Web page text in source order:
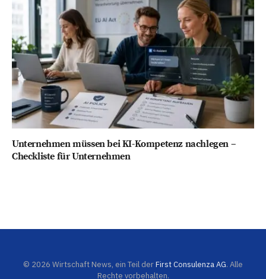
Unternehmen müssen bei KI-Kompetenz nachlegen –
Checkliste für Unternehmen
© 2026 Wirtschaft News, ein Teil derFirst Consulenza AG. Alle
Rechte vorbehalten.